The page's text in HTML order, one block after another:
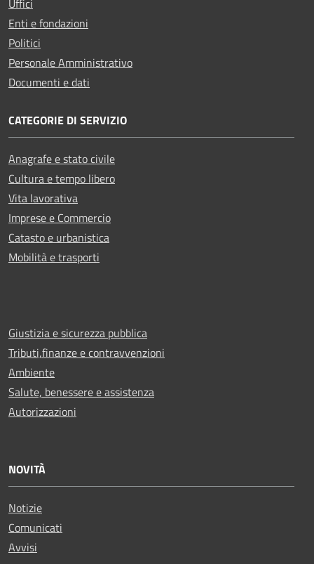
Enti e fondazioni
Politici
Personale Amministrativo
Documenti e dati
CATEGORIE DI SERVIZIO
Anagrafe e stato civile
Cultura e tempo libero
Vita lavorativa
Imprese e Commercio
Catasto e urbanistica
Mobilità e trasporti
Giustizia e sicurezza pubblica
Tributi,finanze e contravvenzioni
Ambiente
Salute, benessere e assistenza
Autorizzazioni
NOVITÀ
Notizie
Comunicati
Avvisi